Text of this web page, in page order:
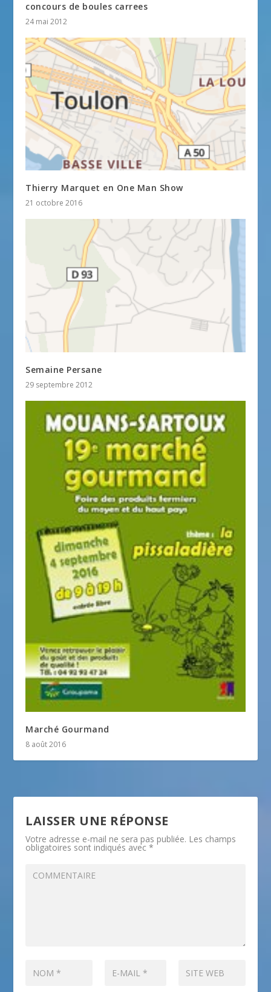
concours de boules carrees
24 mai 2012
Thierry Marquet en One Man Show
21 octobre 2016
Semaine Persane
29 septembre 2012
Marché Gourmand
8 août 2016
LAISSER UNE RÉPONSE
Votre adresse e-mail ne sera pas publiée. Les champs
obligatoires sont indiqués avec*